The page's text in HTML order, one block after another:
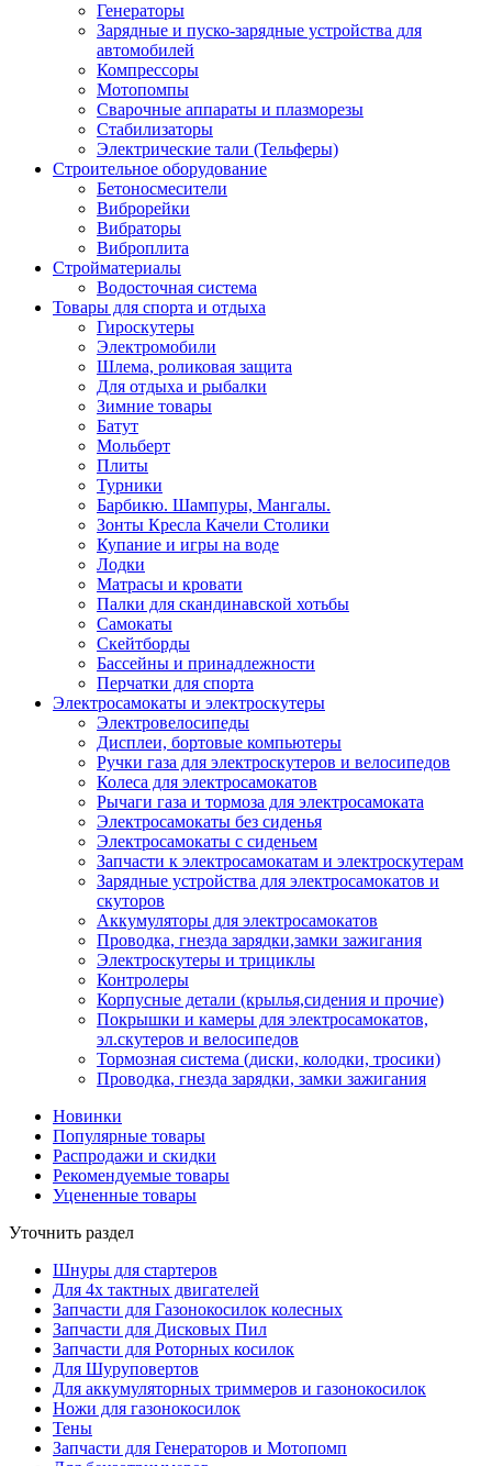
Генераторы
Зарядные и пуско-зарядные устройства для
автомобилей
Компрессоры
Мотопомпы
Сварочные аппараты и плазморезы
Стабилизаторы
Электрические тали (Тельферы)
Строительное оборудование
Бетоносмесители
Виброрейки
Вибраторы
Виброплита
Стройматериалы
Водосточная система
Товары для спорта и отдыха
Гироскутеры
Электромобили
Шлема, роликовая защита
Для отдыха и рыбалки
Зимние товары
Батут
Мольберт
Плиты
Турники
Барбикю. Шампуры, Мангалы.
Зонты Кресла Качели Столики
Купание и игры на воде
Лодки
Матрасы и кровати
Палки для скандинавской хотьбы
Самокаты
Скейтборды
Бассейны и принадлежности
Перчатки для спорта
Электросамокаты и электроскутеры
Электровелосипеды
Дисплеи, бортовые компьютеры
Ручки газа для электроскутеров и велосипедов
Колеса для электросамокатов
Рычаги газа и тормоза для электросамоката
Электросамокаты без сиденья
Электросамокаты с сиденьем
Запчасти к электросамокатам и электроскутерам
Зарядные устройства для электросамокатов и
скуторов
Аккумуляторы для электросамокатов
Проводка, гнезда зарядки,замки зажигания
Электроскутеры и трициклы
Контролеры
Корпусные детали (крылья,сидения и прочие)
Покрышки и камеры для электросамокатов,
эл.скутеров и велосипедов
Тормозная система (диски, колодки, тросики)
Проводка, гнезда зарядки, замки зажигания
Новинки
Популярные товары
Распродажи и скидки
Рекомендуемые товары
Уцененные товары
Уточнить раздел
Шнуры для стартеров
Для 4х тактных двигателей
Запчасти для Газонокосилок колесных
Запчасти для Дисковых Пил
Запчасти для Роторных косилок
Для Шуруповертов
Для аккумуляторных триммеров и газонокосилок
Ножи для газонокосилок
Тены
Запчасти для Генераторов и Мотопомп